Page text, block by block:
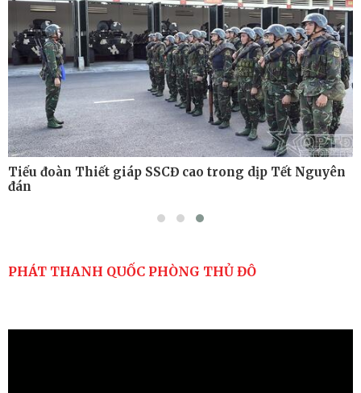
Nơi sinh viên rèn ý trí, luyện kỹ năng
Tiểu đoàn Thiết giáp SSCĐ cao trong dịp Tết Nguyên
đán
PHÁT THANH QUỐC PHÒNG THỦ ĐÔ